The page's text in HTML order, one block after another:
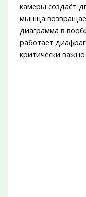
камеры создаёт
мышца
диаграмма в
работает
критически